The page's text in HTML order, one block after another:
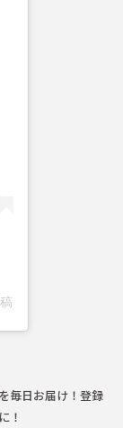
毎日お届け！登録
！